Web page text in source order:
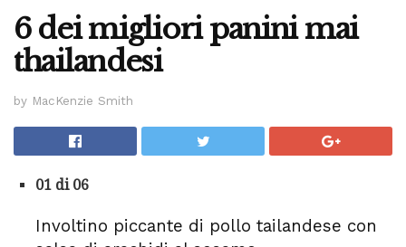
6 dei migliori panini mai
thailandesi
by MacKenzie Smith
01 di 06
Involtino piccante di pollo tailandese con